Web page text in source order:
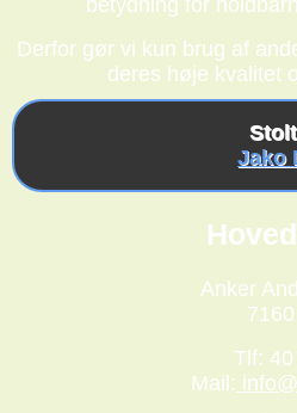
Derfor gør vi kun brug af
deres høje kvalitet
Jako
Anker
Tlf:
Mail: